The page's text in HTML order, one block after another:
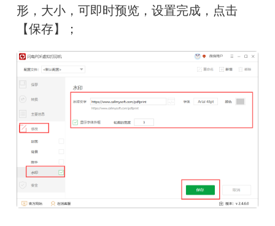
形，大小，可即时预览，设置完成，点击
【保存】；